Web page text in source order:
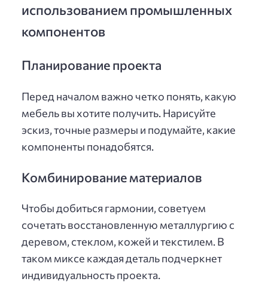
использованием промышленных
компонентов
Планирование проекта
Перед началом важно четко понять, какую
мебель вы хотите получить. Нарисуйте
эскиз, точные размеры и подумайте, какие
компоненты понадобятся.
Комбинирование материалов
Чтобы добиться гармонии, советуем
сочетать восстановленную металлургию с
деревом, стеклом, кожей и текстилем. В
таком миксе каждая деталь подчеркнет
индивидуальность проекта.